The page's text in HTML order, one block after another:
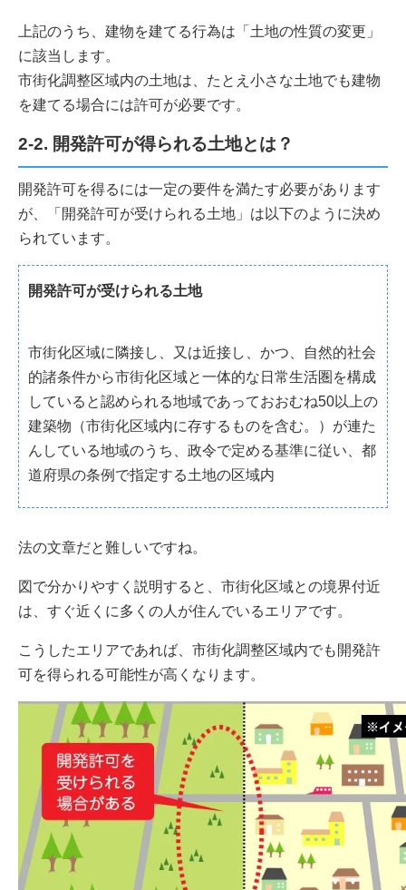
上記のうち、建物を建てる行為は「土地の性質の変更」
に該当します。
市街化調整区域内の土地は、たとえ小さな土地でも建物
を建てる場合には許可が必要です。
2-2. 開発許可が得られる土地とは？
開発許可を得るには一定の要件を満たす必要があります
が、「開発許可が受けられる土地」は以下のように決め
られています。
開発許可が受けられる土地
市街化区域に隣接し、又は近接し、かつ、自然的社会
的諸条件から市街化区域と一体的な日常生活圏を構成
していると認められる地域であっておおむね50以上の
建築物（市街化区域内に存するものを含む。）が連た
んしている地域のうち、政令で定める基準に従い、都
道府県の条例で指定する土地の区域内
法の文章だと難しいですね。
図で分かりやすく説明すると、市街化区域との境界付近
は、すぐ近くに多くの人が住んでいるエリアです。
こうしたエリアであれば、市街化調整区域内でも開発許
可を得られる可能性が高くなります。